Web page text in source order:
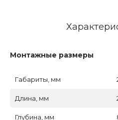
Монтажные размеры
Габариты, мм
Длина, мм
Глубина, мм